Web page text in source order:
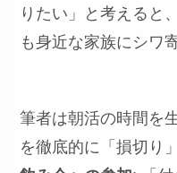
りたい」と考えると
も身近な家族にシワ
筆者は朝活の時間を
を徹底的に「損切り